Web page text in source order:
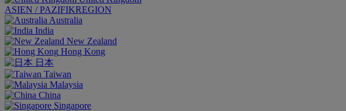
ASIEN / PAZIFIKREGION
Australia
India
New Zealand
Hong Kong
日本
Taiwan
Malaysia
China
Singapore